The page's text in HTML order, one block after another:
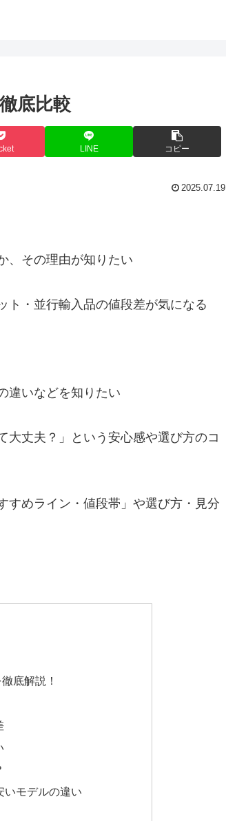
底比較
LINE コピー
2025.07.19
、その理由が知りたい
ト・並行輸入品の値段差が気になる
違いなどを知りたい
大丈夫？」という安心感や選び方のコ
すめライン・値段帯」や選び方・見分
底解説！
いモデルの違い